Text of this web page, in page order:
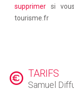
supprimer si
tourisme.fr
TARIFS
Samuel